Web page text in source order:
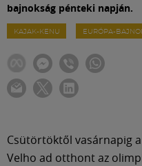
bajnokság pénteki napján.
KAJAK-KENU EURÓPA-
Csütörtöktől vasárnapig
Velho ad otthont az
Meccscenter
Klub
Shop